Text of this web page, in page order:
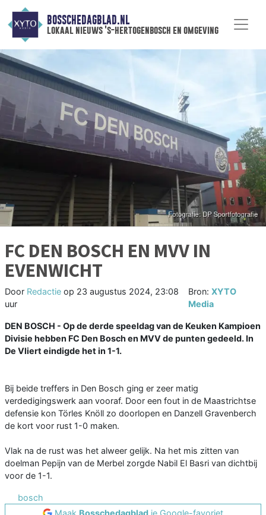
BOSSCHEDAGBLAD.NL
lokaal nieuws 's-hertogenbosch en omgeving
FC DEN BOSCH EN MVV IN
EVENWICHT
Door Redactie op 23 augustus 2024, 23:08
uur
Bron: XYTO
Media
DEN BOSCH - Op de derde speeldag van de Keuken Kampioen
Divisie hebben FC Den Bosch en MVV de punten gedeeld. In
De Vliert eindigde het in 1-1.
Bij beide treffers in Den Bosch ging er zeer matig
verdedigingswerk aan vooraf. Door een fout in de Maastrichtse
defensie kon Törles Knöll zo doorlopen en Danzell Gravenberch
de kort voor rust 1-0 maken.
Vlak na de rust was het alweer gelijk. Na het mis zitten van
doelman Pepijn van de Merbel zorgde Nabil El Basri van dichtbij
voor de 1-1.
bosch
Maak Bosschedagblad je Google-favoriet